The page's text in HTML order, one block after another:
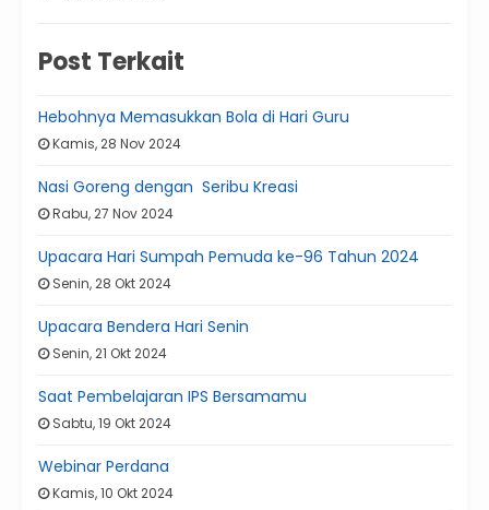
Post Terkait
Hebohnya Memasukkan Bola di Hari Guru
Kamis, 28 Nov 2024
Nasi Goreng dengan Seribu Kreasi
Rabu, 27 Nov 2024
Upacara Hari Sumpah Pemuda ke-96 Tahun 2024
Senin, 28 Okt 2024
Upacara Bendera Hari Senin
Senin, 21 Okt 2024
Saat Pembelajaran IPS Bersamamu
Sabtu, 19 Okt 2024
Webinar Perdana
Kamis, 10 Okt 2024